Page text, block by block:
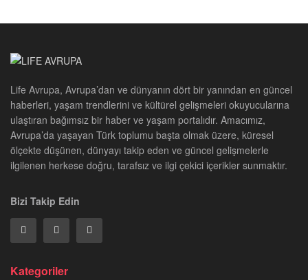
Life Avrupa, Avrupa’dan ve dünyanın dört bir yanından en güncel
haberleri, yaşam trendlerini ve kültürel gelişmeleri okuyucularına
ulaştıran bağımsız bir haber ve yaşam portalıdır. Amacımız,
Avrupa’da yaşayan Türk toplumu başta olmak üzere, küresel
ölçekte düşünen, dünyayı takip eden ve güncel gelişmelerle
ilgilenen herkese doğru, tarafsız ve ilgi çekici içerikler sunmaktır.
Bizi Takip Edin
Kategoriler